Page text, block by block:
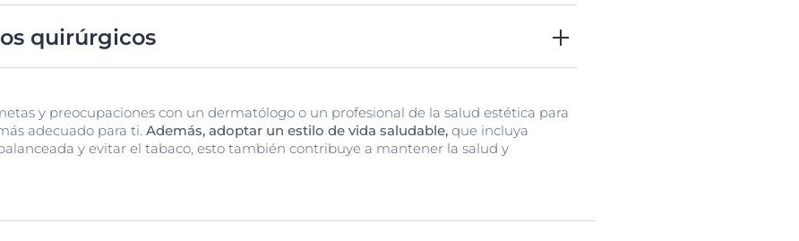
quirúrgicos
y preocupaciones con un dermatólogo o un profesional de la salud estética para
adecuado para ti. Además, adoptar un estilo de vida saludable, que incluya
y evitar el tabaco, esto también contribuye a mantener la salud y